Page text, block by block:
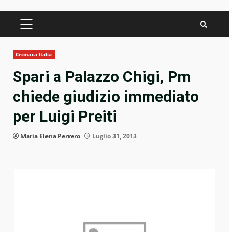
PRIMARY
Cronaca Italia
Spari a Palazzo Chigi, Pm
chiede giudizio immediato
per Luigi Preiti
Maria Elena Perrero Luglio 31, 2013